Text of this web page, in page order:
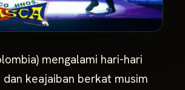
mengalami hari-hari
dan keajaiban berkat musim